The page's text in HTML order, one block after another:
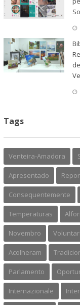
Tags
Venteira-Amadora
Apresentado
Consequentemente
Temperaturas
Novembro
Acolheram
Parlamento
Internazionale